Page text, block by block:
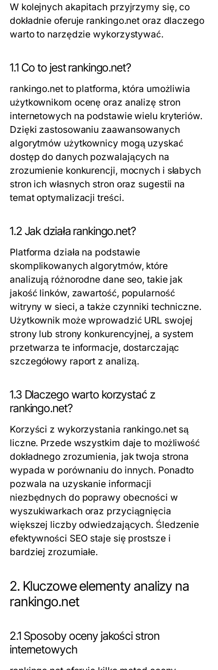
W kolejnych akapitach przyjrzymy się, co
dokładnie oferuje rankingo.net oraz dlaczego
warto to narzędzie wykorzystywać.
1.1 Co to jest rankingo.net?
rankingo.net to platforma, która umożliwia
użytkownikom ocenę oraz analizę stron
internetowych na podstawie wielu kryteriów.
Dzięki zastosowaniu zaawansowanych
algorytmów użytkownicy mogą uzyskać
dostęp do danych pozwalających na
zrozumienie konkurencji, mocnych i słabych
stron ich własnych stron oraz sugestii na
temat optymalizacji treści.
1.2 Jak działa rankingo.net?
Platforma działa na podstawie
skomplikowanych algorytmów, które
analizują różnorodne dane seo, takie jak
jakość linków, zawartość, popularność
witryny w sieci, a także czynniki techniczne.
Użytkownik może wprowadzić URL swojej
strony lub strony konkurencyjnej, a system
przetwarza te informacje, dostarczając
szczegółowy raport z analizą.
1.3 Dlaczego warto korzystać z
rankingo.net?
Korzyści z wykorzystania rankingo.net są
liczne. Przede wszystkim daje to możliwość
dokładnego zrozumienia, jak twoja strona
wypada w porównaniu do innych. Ponadto
pozwala na uzyskanie informacji
niezbędnych do poprawy obecności w
wyszukiwarkach oraz przyciągnięcia
większej liczby odwiedzających. Śledzenie
efektywności SEO staje się prostsze i
bardziej zrozumiałe.
2. Kluczowe elementy analizy na
rankingo.net
2.1 Sposoby oceny jakości stron
internetowych